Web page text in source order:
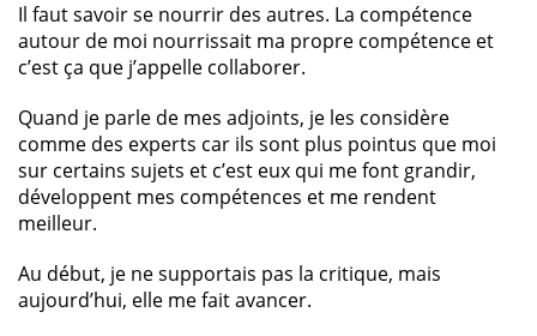
Il faut savoir se nourrir des autres. La compétence
autour de moi nourrissait ma propre compétence et
c’est ça que j’appelle collaborer.
Quand je parle de mes adjoints, je les considère
comme des experts car ils sont plus pointus que moi
sur certains sujets et c’est eux qui me font grandir,
développent mes compétences et me rendent
meilleur.
Au début, je ne supportais pas la critique, mais
aujourd’hui, elle me fait avancer.